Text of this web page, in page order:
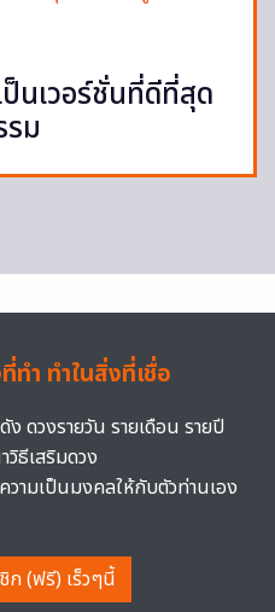
ป็นเวอร์ชั่นที่ดีที่สุด
ม
ทำ ทำในสิ่งที่เชื่อ
ดวงรายวัน รายเดือน รายปี
ธีเสริมดวง
ามเป็นมงคลให้กับตัวท่านเอง
ก (ฟรี) เร็วๆนี้